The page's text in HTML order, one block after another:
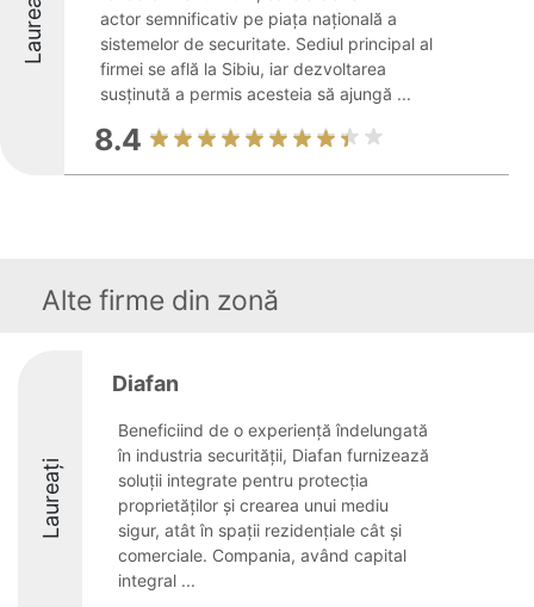
Laureați
actor semnificativ pe piața națională a
sistemelor de securitate. Sediul principal al
firmei se află la Sibiu, iar dezvoltarea
susținută a permis acesteia să ajungă ...
8.4
Alte firme din zonă
Laureați
Diafan
Beneficiind de o experiență îndelungată
în industria securității, Diafan furnizează
soluții integrate pentru protecția
proprietăților și crearea unui mediu
sigur, atât în spații rezidențiale cât și
comerciale. Compania, având capital
integral ...